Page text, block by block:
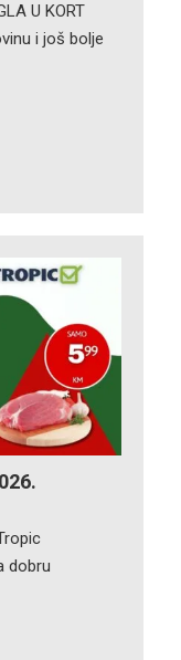
U KORT
i još bolje
dobru